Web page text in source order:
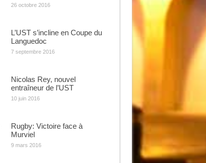
26 octobre 2016
L’UST s’incline en Coupe du
Languedoc
7 septembre 2016
Nicolas Rey, nouvel
entraîneur de l’UST
10 juin 2016
Rugby: Victoire face à
Murviel
9 mars 2016